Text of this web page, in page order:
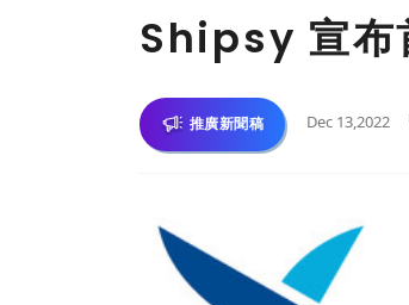
Shipsy 宣布
推廣新聞稿 Dec 13,2022